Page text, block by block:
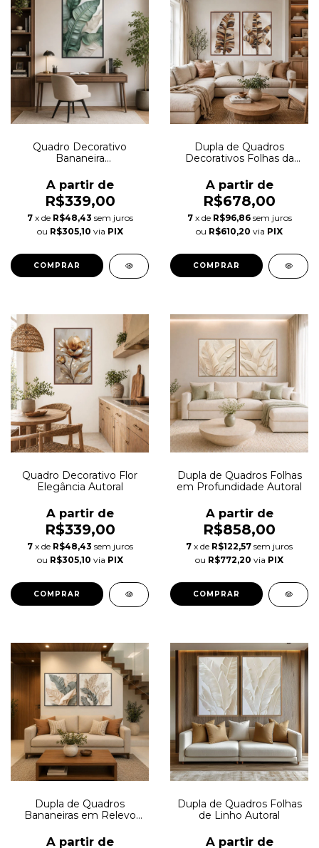
Quadro Decorativo
Bananeira
A partir de
R$339,00
7 x de R$48,43 sem juros
ou R$305,10 via PIX
COMPRAR
Dupla de Quadros
Decorativos Folhas da
A partir de
R$678,00
7 x de R$96,86 sem juros
ou R$610,20 via PIX
COMPRAR
Quadro Decorativo Flor
Elegância Autoral
A partir de
R$339,00
7 x de R$48,43 sem juros
ou R$305,10 via PIX
COMPRAR
Dupla de Quadros Folhas
em Profundidade Autoral
A partir de
R$858,00
7 x de R$122,57 sem juros
ou R$772,20 via PIX
COMPRAR
Dupla de Quadros
Bananeiras em Relevo
A partir de
Dupla de Quadros Folhas
de Linho Autoral
A partir de